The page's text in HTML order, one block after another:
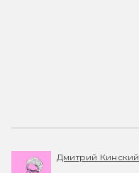
Дмитрий Кинский